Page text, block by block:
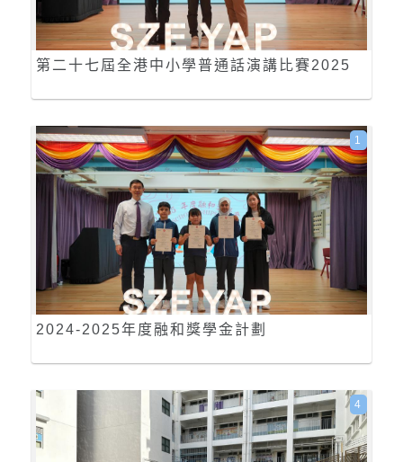
第二十七屆全港中小學普通話演講比賽2025
2024-2025年度融和獎學金計劃
1
4